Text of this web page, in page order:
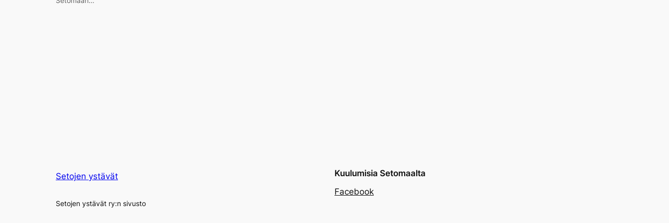
Setojen ystävät
Setojen ystävät ry:n sivusto
Kuulumisia Setomaalta
Facebook